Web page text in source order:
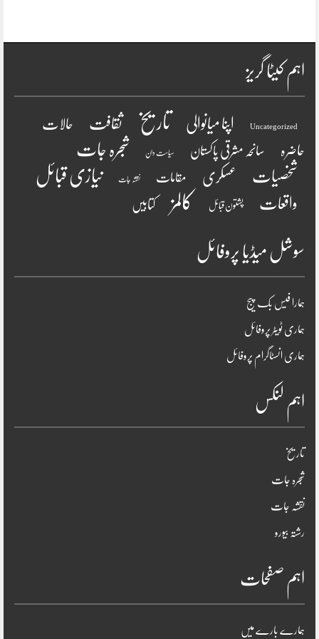
اہم کیٹا گریز
Uncategorized اپنا میانوالی تاریخ ثقافت حالات
حاضرہ سانحہ مشرقی پاکستان سیاست دان شجرہ جات
شخصیات عسکری مقامات نقشہ جات نیازی قبائل
واقعات پشتون قبائل کالمز کتابیں
سوشل میڈیا پروفائل
ہمارا فیس بک پیج
ہماری ٹویٹر پروفائل
ہماری انسٹاگرام پروفائل
اہم لنکس
تاریخ
شجرہ جات
نقشہ جات
رشتہ بیورو
اہم صفحات
ہمارے بارے میں